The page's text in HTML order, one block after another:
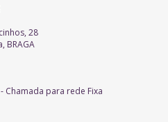
28
BRAGA
Chamada para rede Fixa